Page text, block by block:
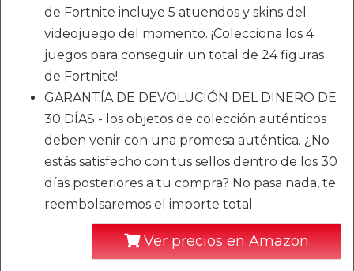
de Fortnite incluye 5 atuendos y skins del
videojuego del momento. ¡Colecciona los 4
juegos para conseguir un total de 24 figuras
de Fortnite!
GARANTÍA DE DEVOLUCIÓN DEL DINERO DE
30 DÍAS - los objetos de colección auténticos
deben venir con una promesa auténtica. ¿No
estás satisfecho con tus sellos dentro de los 30
días posteriores a tu compra? No pasa nada, te
reembolsaremos el importe total.
Ver precios en Amazon